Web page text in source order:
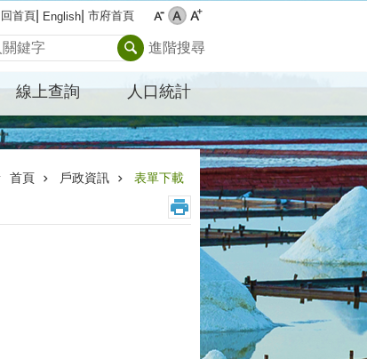
回首頁 English 市府首頁
進階搜尋
線上查詢 人口統計
首頁 戶政資訊 表單下載